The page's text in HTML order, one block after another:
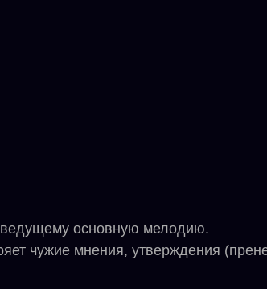
основную мелодию.
чужие мнения, утверждения